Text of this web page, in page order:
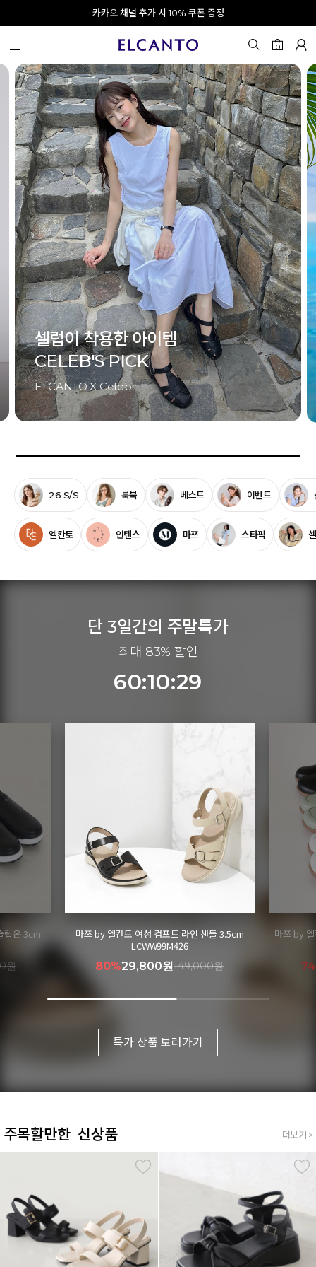
오전 10시 이전 결제 완료 시 오늘 출발!
회원가입 시 최대 20% 쿠폰 지급
카카오 채널 추가 시 10% 쿠폰 증정
APP으로 로그인하고 10% 할인쿠폰 받기
0
셀럽이 착용한 아이템
CELEB'S PICK
ELCANTO X Celeb
26 S/S 룩북 베스트 이벤트
엘칸토 인텐스 마쯔 스타픽
단 3일간의 주말특가
최대 83% 할인
60:10:27
들 3.5cm
원
마쯔 by 엘칸토 여성 펀칭디테일 케이지 오픈 슈
즈 2.5cm LCWC93M613
74%41,900원159,000원
마쯔 by
특가 상품 보러가기
주목할만한 신상품 더보기 >